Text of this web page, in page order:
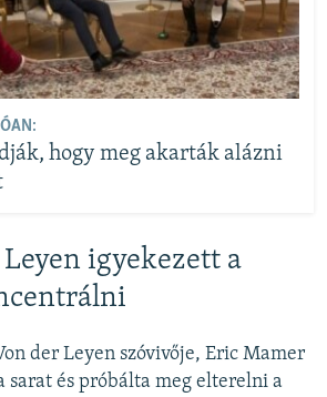
hogy meg akarták alázni
igyekezett a
der Leyen szóvivője, Eric Mamer
sarat és próbálta meg elterelni a